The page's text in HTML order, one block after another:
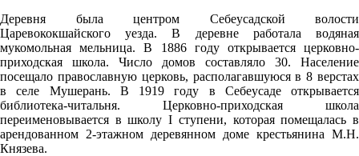
59%
1.2
172°
06.08
12:00
Деревня была центром Себеусадской волости
Царевококшайского уезда. В деревне работала водяная
мукомольная мельница. В 1886 году открывается церковно-
приходская школа. Число домов составляло 30. Население
посещало православную церковь, располагавшуюся в 8 верстах
в селе Мушерань. В 1919 году в Себеусаде открывается
библиотека-читальня. Церковно-приходская школа
переименовывается в школу I ступени, которая помещалась в
арендованном 2-этажном деревянном доме крестьянина М.Н.
Князева.